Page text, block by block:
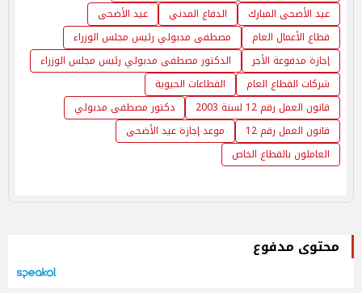
عيد الأضحى المبارك
الدفاع المدني
عيد الأضحى
قطاع الأعمال العام
مصطفى مدبولي رئيس مجلس الوزراء
إجازة مدفوعة الأجر
الدكتور مصطفى مدبولي رئيس مجلس الوزراء
شركات القطاع العام
القطاعات الحيوية
قانون العمل رقم 12 لسنة 2003
دكتور مصطفى مدبولي
قانون العمل رقم 12
موعد إجازة عيد الأضحى
العاملون بالقطاع الخاص
محتوى مدفوع